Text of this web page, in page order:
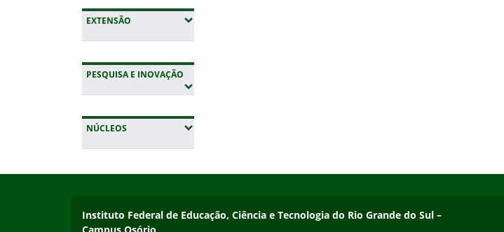
EXTENSÃO (EXPANDIR SUBMENUS)
PESQUISA E INOVAÇÃO
NÚCLEOS (EXPANDIR SUBMENUS)
Instituto Federal de Educação, Ciência e Tecnologia do Rio Grande do Sul – Campus Osório
Instituto Federal de Educação, Ciência e Tecnologia do Rio Grande do Sul –